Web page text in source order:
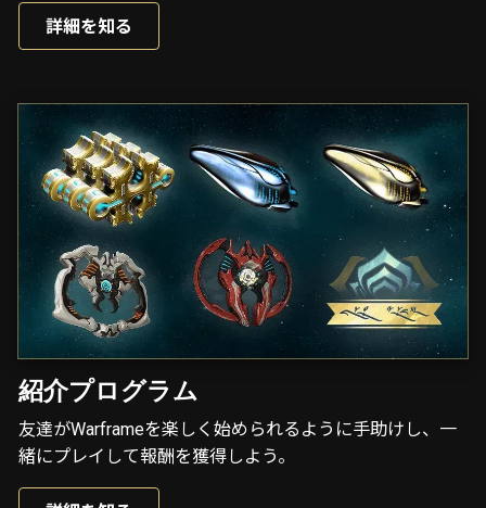
詳細を知る
紹介プログラム
友達がWarframeを楽しく始められるように手助けし、一
緒にプレイして報酬を獲得しよう。